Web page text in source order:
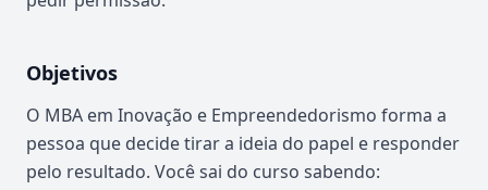
Objetivos
O MBA em Inovação e Empreendedorismo forma a
pessoa que decide tirar a ideia do papel e responder
pelo resultado. Você sai do curso sabendo: